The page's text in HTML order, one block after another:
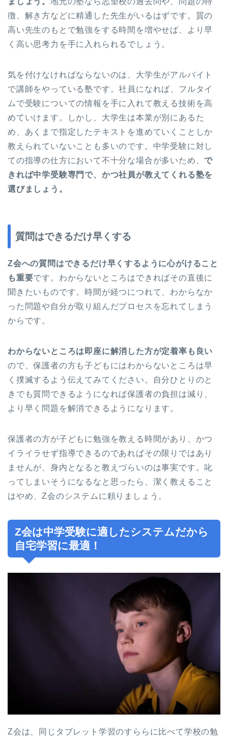
徴、解き方などに精通した先生がいるはずです。質の
高い先生のもとで勉強をする時間を増やせば、より早
く高い思考力を手に入れられるでしょう。
気を付けなければならないのは、大学生がアルバイト
で講師をやっている塾です。社員になれば、フルタイ
ムで受験についての情報を手に入れて教える技術を高
めていけます。しかし、大学生は本業が別にあるた
め、あくまで指定したテキストを進めていくことしか
教えられていないことも多いのです。中学受験に対し
ての指導の仕方において不十分な場合が多いため、で
きれば中学受験専門で、かつ社員が教えてくれる塾を
選びましょう。
質問はできるだけ早くする
Z会への質問はできるだけ早くするように心がけること
も重要です。わからないところはできればその直後に
聞きたいものです。時間が経つにつれて、わからなか
った問題や自分が取り組んだプロセスを忘れてしまう
からです。
わからないところは即座に解消した方が定着率も良い
ので、保護者の方も子どもにはわからないところは早
く撲滅するよう伝えてみてください。自分ひとりのと
きでも質問できるようになれば保護者の負担は減り、
より早く問題を解消できるようになります。
保護者の方が子どもに勉強を教える時間があり、かつ
イライラせず指導できるのであればその限りではあり
ませんが、身内となると教えづらいのは事実です。叱
ってしまいそうになるなと思ったら、潔く教えること
はやめ、Z会のシステムに頼りましょう。
Z会は中学受験に適したシステムだから
自宅学習に最適！
Z会は、同じタブレット学習のすららに比べて学校の勉